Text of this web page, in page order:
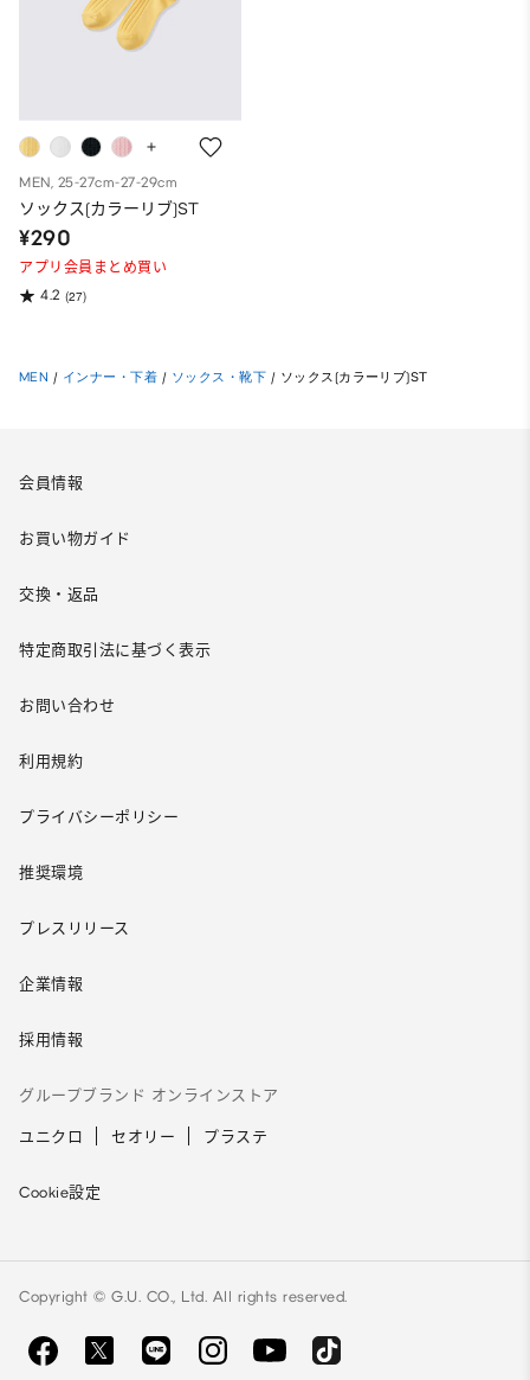
MEN, 25-27cm-27-29cm
ソックス(カラーリブ)ST
¥290
アプリ会員まとめ買い
4.2 (27)
MEN / インナー・下着 / ソックス・靴下 / ソックス(カラーリブ)ST
会員情報
お買い物ガイド
交換・返品
特定商取引法に基づく表示
お問い合わせ
利用規約
プライバシーポリシー
推奨環境
プレスリリース
企業情報
採用情報
グループブランド オンラインストア
ユニクロ セオリー プラステ
Cookie設定
Copyright © G.U. CO., Ltd. All rights reserved.